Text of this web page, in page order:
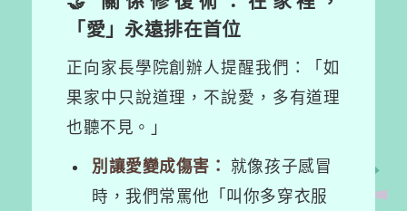
「愛」永遠排在首位
正向家長學院創辦人提醒我們：「如
果家中只說道理，不說愛，多有道理
也聽不見。」
別讓愛變成傷害：
就像孩子感冒
時，我們常罵他「叫你多穿衣服